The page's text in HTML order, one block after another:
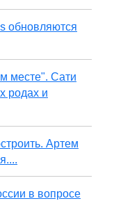
обновляются
месте". Сати
родах и
Артем
в вопросе